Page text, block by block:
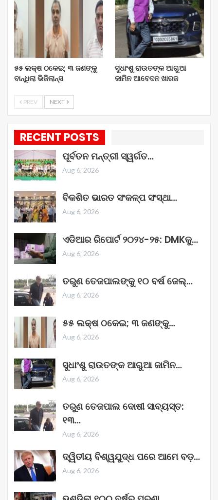
୫୫ ଲକ୍ଷ ଠକେଇ; ୩ ଜଣଙ୍କୁ
ବାନ୍ଧିଲା ଭିଜିଲାନ୍ସ
ସୁଧାଂଶୁ ରାଉତଙ୍କ ଆଗୁଆ
ଜାମିନ ଆବେଦନ ଖାରଜ
PREV NEXT
RECENT POSTS
ପୂର୍ବତନ ମନ୍ତ୍ରୀ ସ୍ୱର୍ଗତ…
Aug 6, 2026
ବିକଶିତ ଭାରତ ସଂକଳ୍ପ ସଂସ୍ଥା…
Aug 6, 2026
ଏଡିଆର ରିପୋର୍ଟ ୨୦୨୪-୨୫: DMKକୁ…
Aug 6, 2026
ତରୁଣ ତେଜପାଲଙ୍କୁ ୧୦ ବର୍ଷ ଜେଲ୍‌…
Aug 6, 2026
୫୫ ଲକ୍ଷ ଠକେଇ; ୩ ଜଣଙ୍କୁ…
Aug 6, 2026
ସୁଧାଂଶୁ ରାଉତଙ୍କ ଆଗୁଆ ଜାମିନ…
Aug 6, 2026
ତରୁଣ ତେଜପାଲ ଦୋଷୀ ସାବ୍ୟସ୍ତ:
୧୩…
Aug 6, 2026
ଦ୍ୱିତୀୟ ବିଶ୍ୱଯୁଦ୍ଧ ପରେ ଆମେ ବଡ଼…
Aug 6, 2026